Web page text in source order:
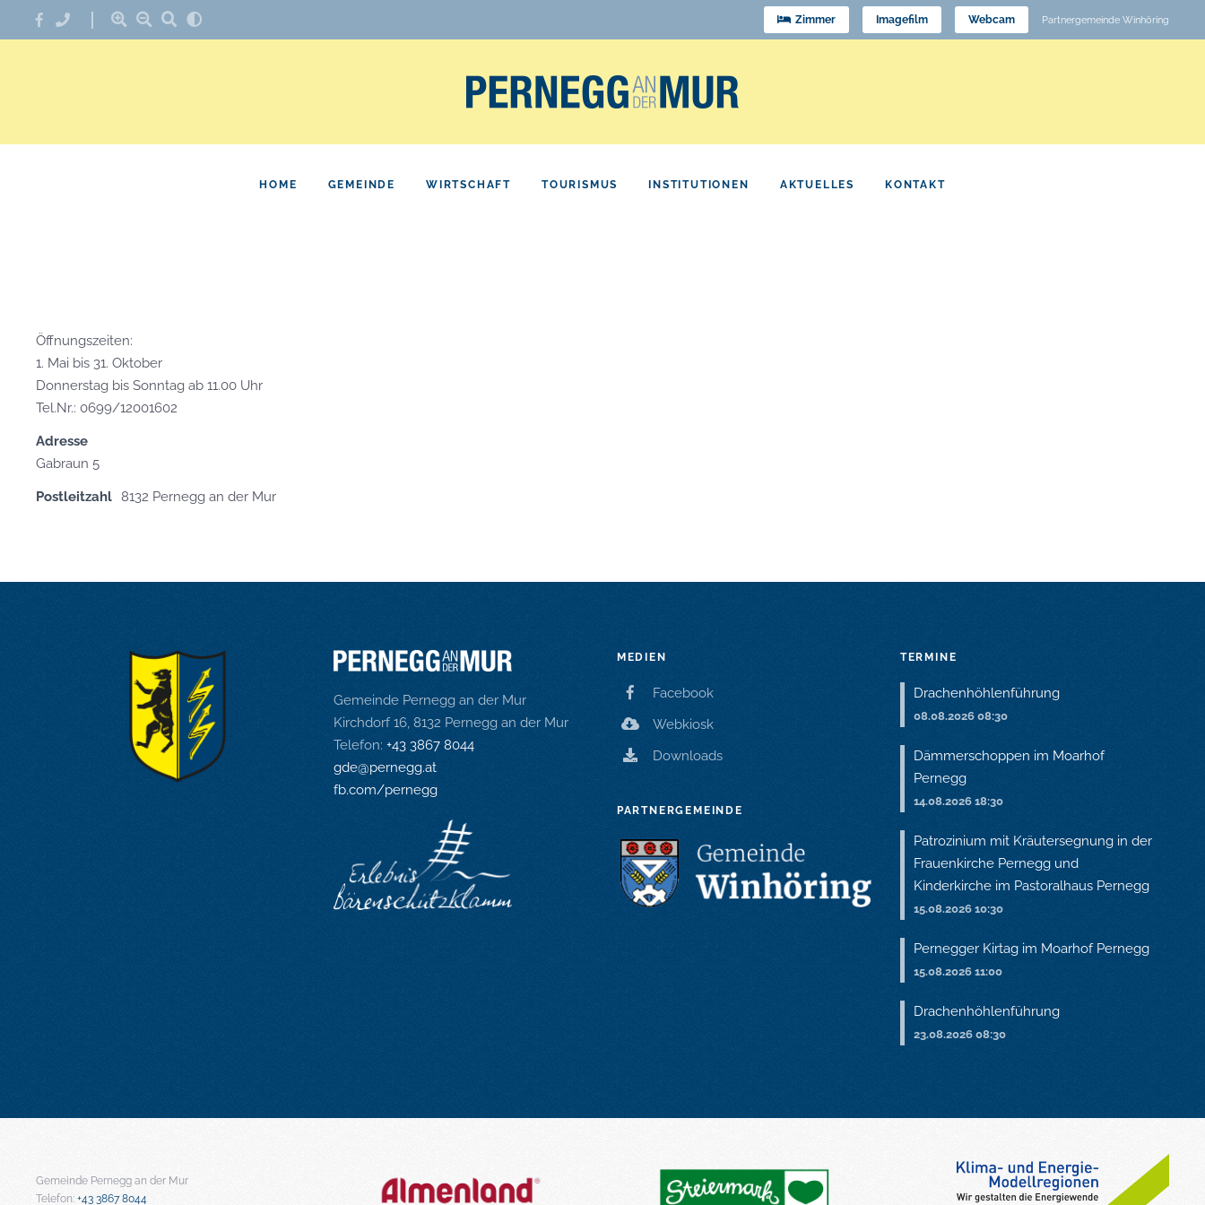
Partnergemeinde Winhöring
Webcam
Imagefilm
Zimmer
HOME GEMEINDE WIRTSCHAFT TOURISMUS INSTITUTIONEN AKTUELLES KONTAKT
Öffnungszeiten:
1. Mai bis 31. Oktober
Donnerstag bis Sonntag ab 11.00 Uhr
Tel.Nr.: 0699/12001602
Adresse
Gabraun 5
Postleitzahl 8132 Pernegg an der Mur
Gemeinde Pernegg an der Mur
Kirchdorf 16, 8132 Pernegg an der Mur
Telefon: +43 3867 8044
gde@pernegg.at
fb.com/pernegg
MEDIEN
Facebook
Webkiosk
Downloads
PARTNERGEMEINDE
TERMINE
Drachenhöhlenführung
08.08.2026 08:30
Dämmerschoppen im Moarhof
Pernegg
14.08.2026 18:30
Patrozinium mit Kräutersegnung in der
Frauenkirche Pernegg und
Kinderkirche im Pastoralhaus Pernegg
15.08.2026 10:30
Pernegger Kirtag im Moarhof Pernegg
15.08.2026 11:00
Drachenhöhlenführung
23.08.2026 08:30
Gemeinde Pernegg an der Mur
Telefon: +43 3867 8044